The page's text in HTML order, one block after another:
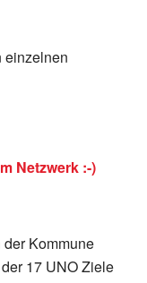
einzelnen
Netzwerk :-)
Kommune
17 UNO Ziele